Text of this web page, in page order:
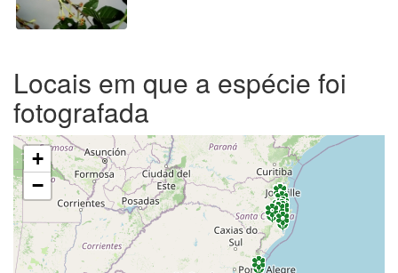
Locais em que a espécie foi
fotografada
+
−